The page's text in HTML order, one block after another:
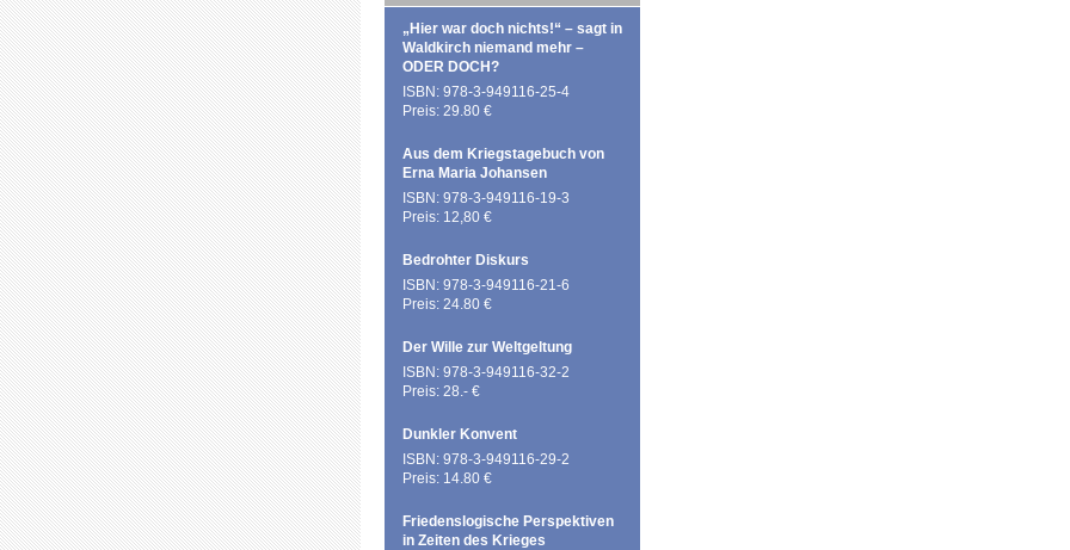
„Hier war doch nichts!“ – sagt in
Waldkirch niemand mehr –
ODER DOCH?
ISBN: 978-3-949116-25-4
Preis: 29.80 €
Aus dem Kriegstagebuch von
Erna Maria Johansen
ISBN: 978-3-949116-19-3
Preis: 12,80 €
Bedrohter Diskurs
ISBN: 978-3-949116-21-6
Preis: 24.80 €
Der Wille zur Weltgeltung
ISBN: 978-3-949116-32-2
Preis: 28.- €
Dunkler Konvent
ISBN: 978-3-949116-29-2
Preis: 14.80 €
Friedenslogische Perspektiven
in Zeiten des Krieges